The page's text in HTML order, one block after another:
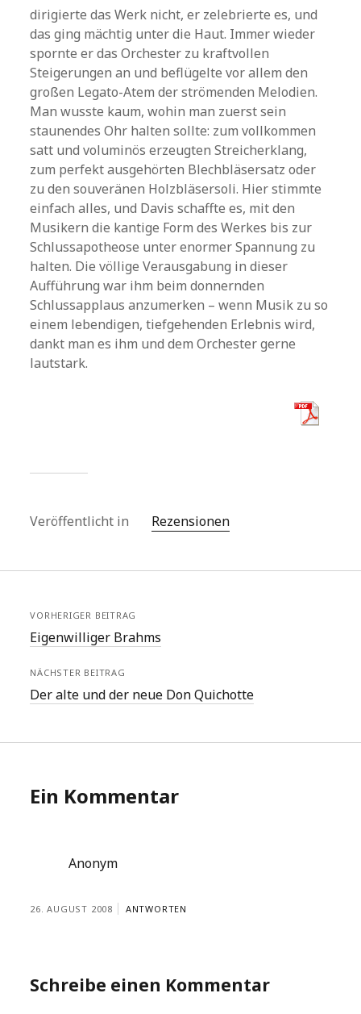
dirigierte das Werk nicht, er zelebrierte es, und
das ging mächtig unter die Haut. Immer wieder
spornte er das Orchester zu kraftvollen
Steigerungen an und beflügelte vor allem den
großen Legato-Atem der strömenden Melodien.
Man wusste kaum, wohin man zuerst sein
staunendes Ohr halten sollte: zum vollkommen
satt und voluminös erzeugten Streicherklang,
zum perfekt ausgehörten Blechbläsersatz oder
zu den souveränen Holzbläsersoli. Hier stimmte
einfach alles, und Davis schaffte es, mit den
Musikern die kantige Form des Werkes bis zur
Schlussapotheose unter enormer Spannung zu
halten. Die völlige Verausgabung in dieser
Aufführung war ihm beim donnernden
Schlussapplaus anzumerken – wenn Musik zu so
einem lebendigen, tiefgehenden Erlebnis wird,
dankt man es ihm und dem Orchester gerne
lautstark.
Veröffentlicht in Rezensionen
VORHERIGER BEITRAG
Eigenwilliger Brahms
NÄCHSTER BEITRAG
Der alte und der neue Don Quichotte
Ein Kommentar
Anonym
26. AUGUST 2008 ANTWORTEN
Schreibe einen Kommentar